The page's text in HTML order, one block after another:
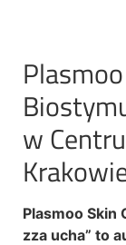
w
Plasmoo Skin
zza ucha” to